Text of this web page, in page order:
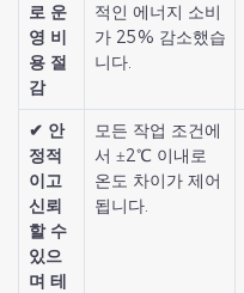
로 운
영 비
용 절
감
적인 에너지 소비
가 25% 감소했습
니다.
✔ 안
정적
이고
신뢰
할 수
있으
며 테
모든 작업 조건에
서 ±2℃ 이내로
온도 차이가 제어
됩니다.